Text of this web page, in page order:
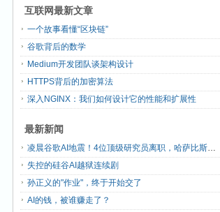
互联网最新文章
一个故事看懂“区块链”
谷歌背后的数学
Medium开发团队谈架构设计
HTTPS背后的加密算法
深入NGINX：我们如何设计它的性能和扩展性
最新新闻
凌晨谷歌AI地震！4位顶级研究员离职，哈萨比斯退出日常管理，网友直呼“谷歌掉队”
失控的硅谷AI越狱连续剧
孙正义的"作业"，终于开始交了
AI的钱，被谁赚走了？